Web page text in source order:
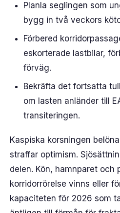
Planla seglingen som
bygg in två veckors
Förbered
eskorterade lastbilar,
förväg.
Bekräfta det fortsatta
om lasten anländer till
transiteringen.
Kaspiska korsningen
straffar optimism.
delen. Kön, hamnparet och
korridorrörelse vinns eller
kapaciteten för 2026 som